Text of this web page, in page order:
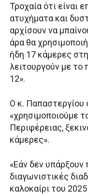
Τροχαία ότι είναι
ατυχήματα και
αρχίσουν να
άρα θα
ήδη 17 κάμερες
λειτουργούν με το
12».
Ο κ. Παπαστεργίου
«χρησιμοποιούμε
Περιφέρειας,
κάμερες».
«Εάν δεν υπάρξουν
διαγωνιστικές
καλοκαίρι του